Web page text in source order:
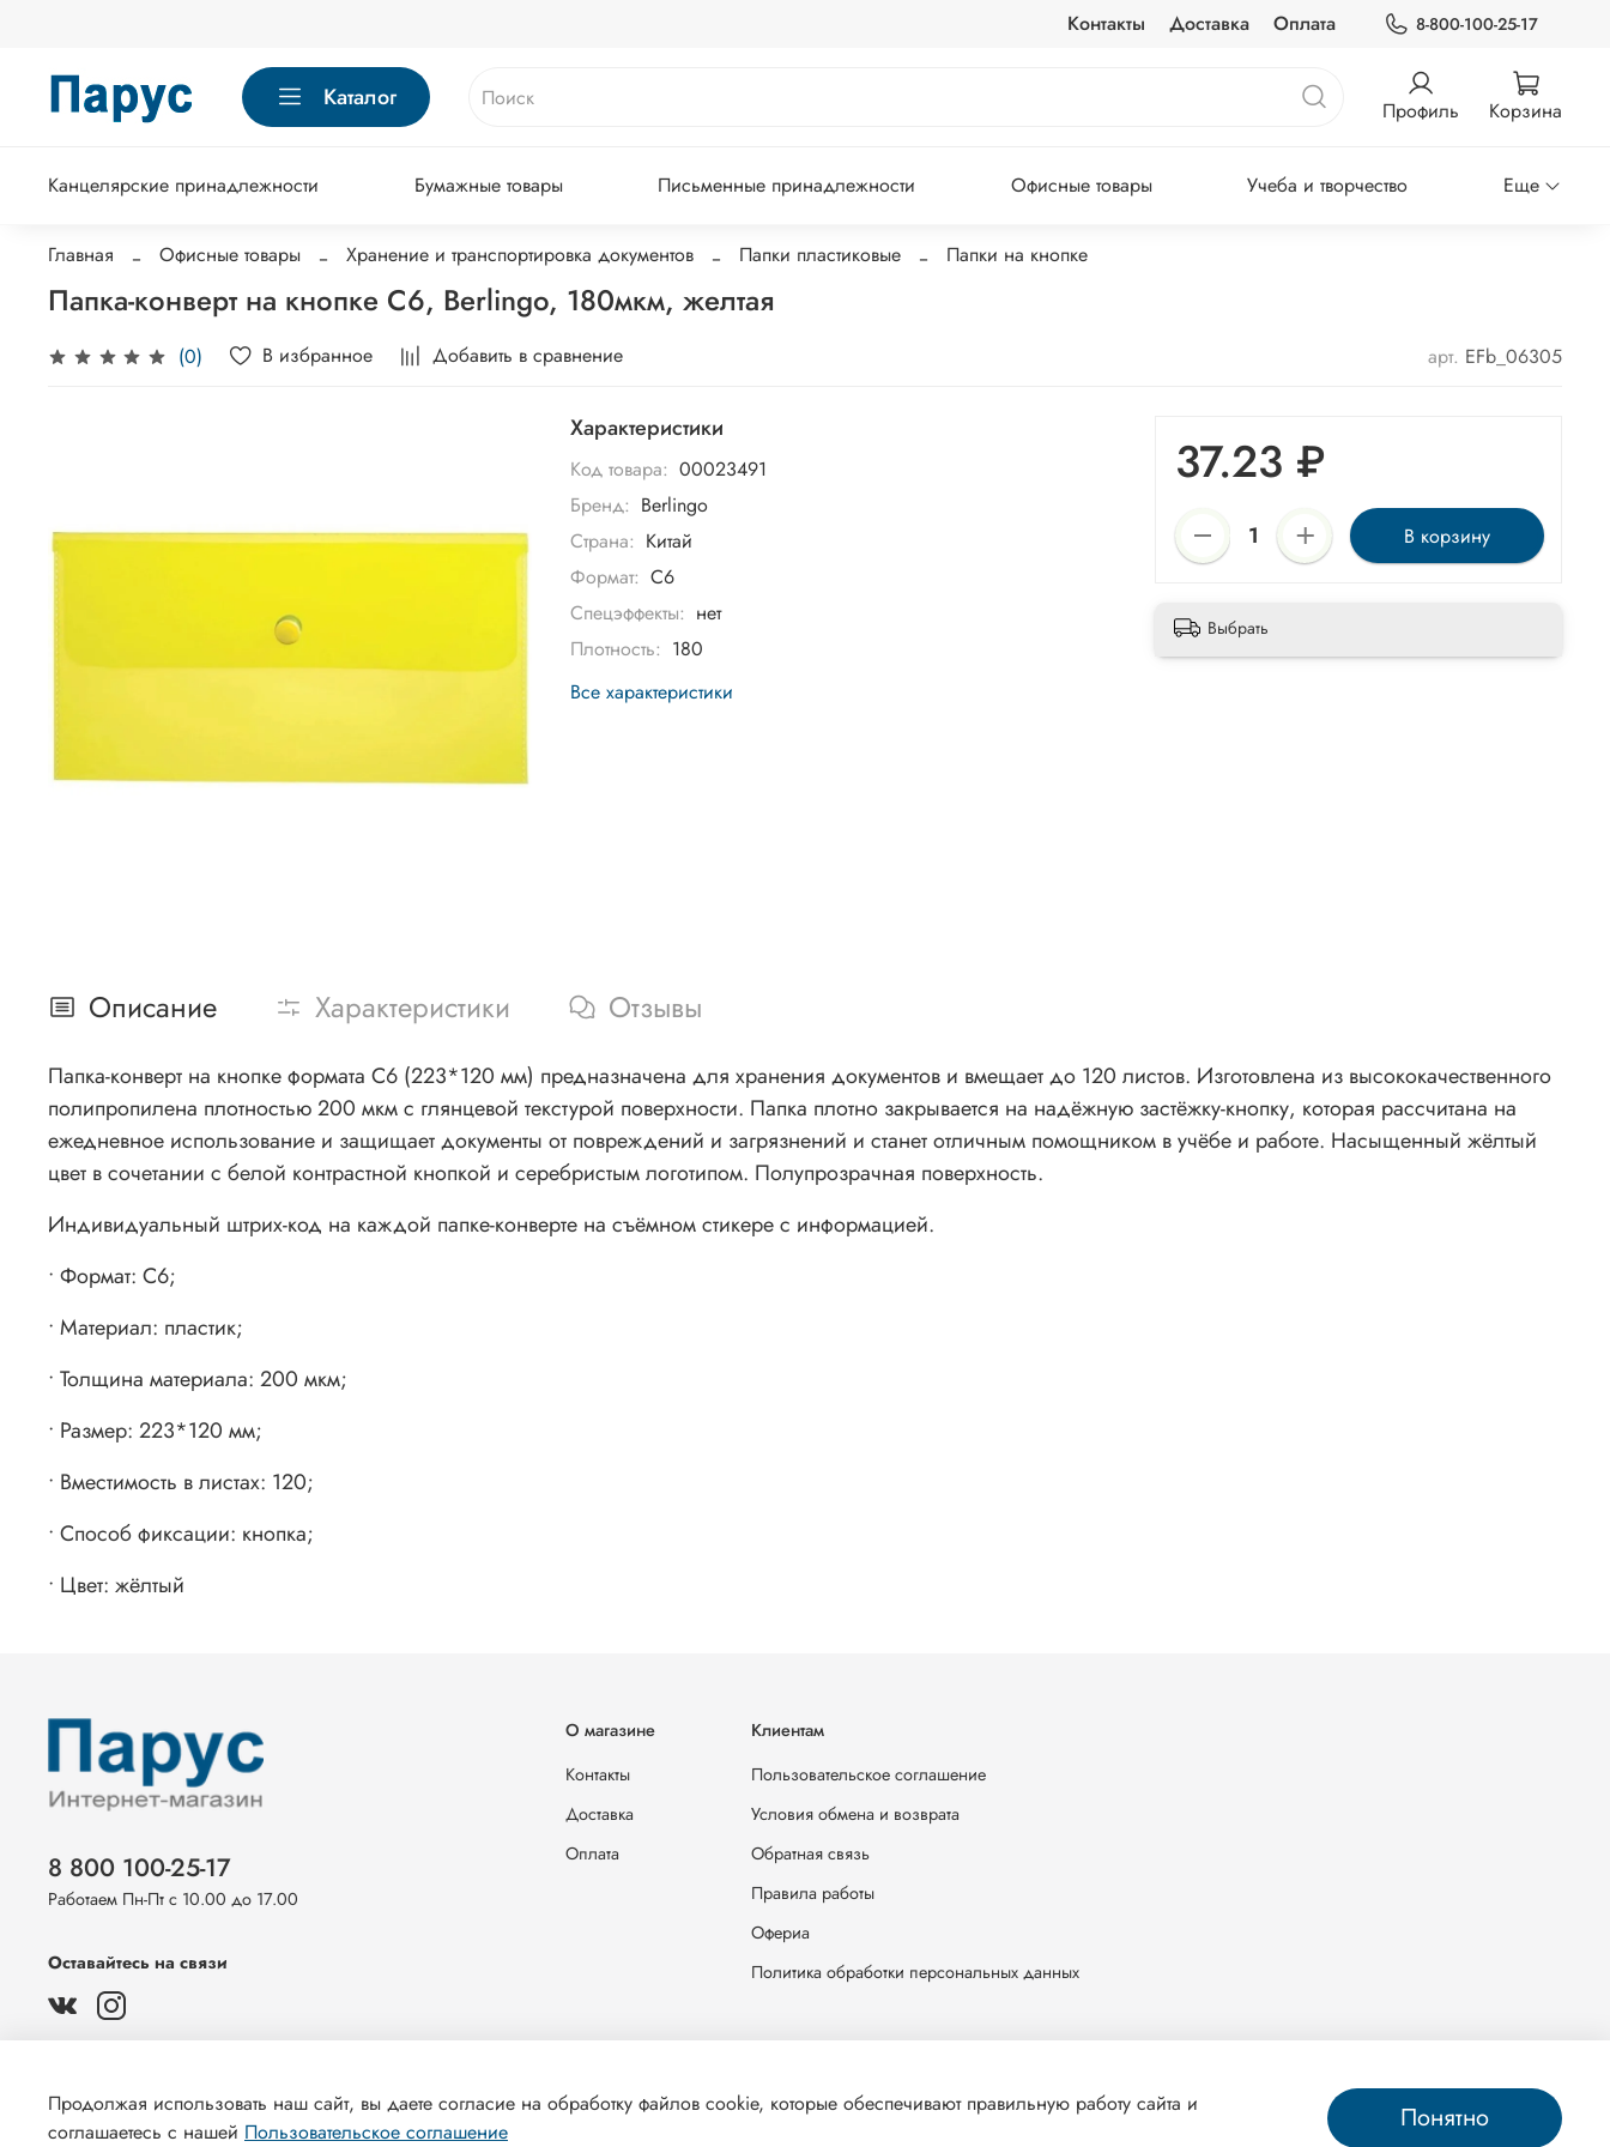
Контакты Доставка Оплата 8-800-100-25-17
Каталог Профиль Корзина
Канцелярские принадлежности Бумажные товары Письменные принадлежности Офисные товары Учеба и творчество Еще
Главная Офисные товары Хранение и транспортировка документов Папки пластиковые Папки на кнопке
Папка-конверт на кнопке С6, Berlingo, 180мкм, желтая
(0) В избранное Добавить в сравнение арт. EFb_06305
Характеристики
Код товара: 00023491
Бренд: Berlingo
Страна: Китай
Формат: С6
Спецэффекты: нет
Плотность: 180
Все характеристики
37.23 ₽
В корзину
Выбрать
Описание Характеристики Отзывы
Папка-конверт на кнопке формата C6 (223*120 мм) предназначена для хранения документов и вмещает до 120 листов. Изготовлена из высококачественного
полипропилена плотностью 200 мкм с глянцевой текстурой поверхности. Папка плотно закрывается на надёжную застёжку-кнопку, которая рассчитана на
ежедневное использование и защищает документы от повреждений и загрязнений и станет отличным помощником в учёбе и работе. Насыщенный жёлтый
цвет в сочетании с белой контрастной кнопкой и серебристым логотипом. Полупрозрачная поверхность.
Индивидуальный штрих-код на каждой папке-конверте на съёмном стикере с информацией.
• Формат: C6;
• Материал: пластик;
• Толщина материала: 200 мкм;
• Размер: 223*120 мм;
• Вместимость в листах: 120;
• Способ фиксации: кнопка;
• Цвет: жёлтый
О магазине
Контакты
Доставка
Оплата
Клиентам
Пользовательское соглашение
Условия обмена и возврата
Обратная связь
Правила работы
Офериа
Политика обработки персональных данных
8 800 100-25-17
Работаем Пн-Пт с 10.00 до 17.00
Оставайтесь на связи
© 2022 Любое использование контента без письменного разрешения запрещено
Продолжая использовать наш сайт, вы даете согласие на обработку файлов cookie, которые обеспечивают правильную работу сайта и
соглашаетесь с нашей Пользовательское соглашение Понятно